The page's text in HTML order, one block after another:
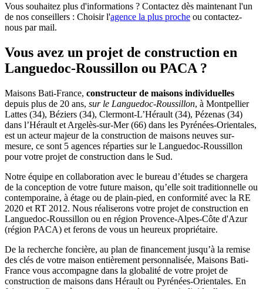
Vous souhaitez plus d'informations ? Contactez dès maintenant l'un
de nos conseillers : Choisir l'agence la plus proche ou contactez-
nous par mail.
Vous avez un projet de construction en
Languedoc-Roussillon ou PACA ?
Maisons Bati-France, constructeur de maisons individuelles
depuis plus de 20 ans, sur le Languedoc-Roussillon, à Montpellier
Lattes (34), Béziers (34), Clermont-L’Hérault (34), Pézenas (34)
dans l’Hérault et Argelès-sur-Mer (66) dans les Pyrénées-Orientales,
est un acteur majeur de la construction de maisons neuves sur-
mesure, ce sont 5 agences réparties sur le Languedoc-Roussillon
pour votre projet de construction dans le Sud.
Notre équipe en collaboration avec le bureau d’études se chargera
de la conception de votre future maison, qu’elle soit traditionnelle ou
contemporaine, à étage ou de plain-pied, en conformité avec la RE
2020 et RT 2012. Nous réaliserons votre projet de construction en
Languedoc-Roussillon ou en région Provence-Alpes-Côte d'Azur
(région PACA) et ferons de vous un heureux propriétaire.
De la recherche foncière, au plan de financement jusqu’à la remise
des clés de votre maison entièrement personnalisée, Maisons Bati-
France vous accompagne dans la globalité de votre projet de
construction de maisons dans Hérault ou Pyrénées-Orientales. En